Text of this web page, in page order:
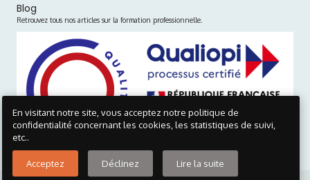
Blog
Retrouvez tous nos articles sur la formation professionnelle.
Visionner le certificat >>
En visitant notre site, vous acceptez notre politique de
confidentialité concernant les cookies, les statistiques de suivi,
etc..
Acceptez Déclinez Lire la suite